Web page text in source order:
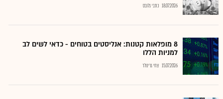
18.07.2026 כתבי גלובס
8 מופלאות קטנות: אנליסטים בטוחים - כדאי לשים לב
למניות הללו
15.07.2026 צחי גרינולד